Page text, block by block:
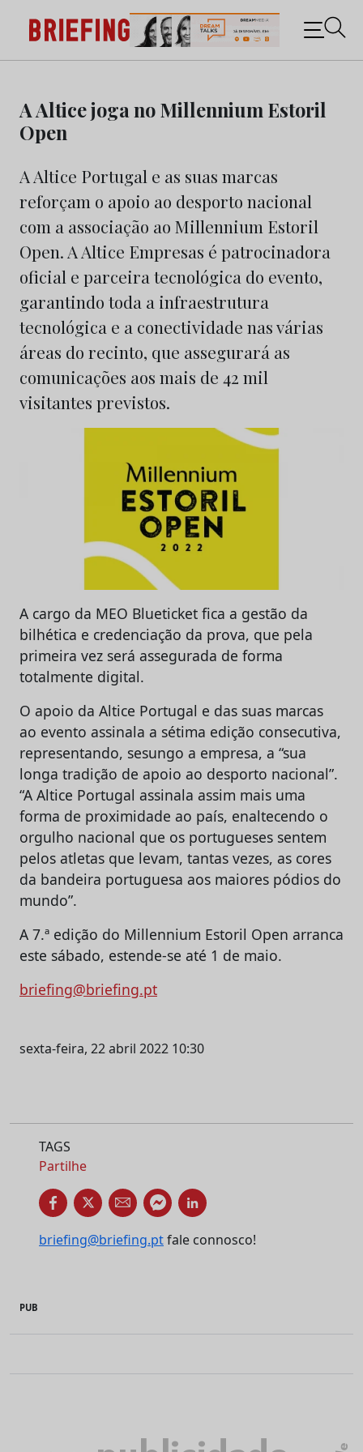
content
Briefing: Todas as notícias sobre os negócios do
Marketing e da Publicidade
A Altice joga no Millennium Estoril
Open
A Altice Portugal e as suas marcas
reforçam o apoio ao desporto nacional
com a associação ao Millennium Estoril
Open. A Altice Empresas é patrocinadora
oficial e parceira tecnológica do evento,
garantindo toda a infraestrutura
tecnológica e a conectividade nas várias
áreas do recinto, que assegurará as
comunicações aos mais de 42 mil
visitantes previstos.
A cargo da MEO Blueticket fica a gestão da
bilhética e credenciação da prova, que pela
primeira vez será assegurada de forma
totalmente digital.
O apoio da Altice Portugal e das suas marcas
ao evento assinala a sétima edição consecutiva,
representando, sesungo a empresa, a “sua
longa tradição de apoio ao desporto nacional”.
“A Altice Portugal assinala assim mais uma
forma de proximidade ao país, enaltecendo o
orgulho nacional que os portugueses sentem
pelos atletas que levam, tantas vezes, as cores
da bandeira portuguesa aos maiores pódios do
mundo”.
A 7.ª edição do Millennium Estoril Open arranca
este sábado, estende-se até 1 de maio.
briefing@briefing.pt
sexta-feira, 22 abril 2022 10:30
TAGS
Partilhe
briefing@briefing.ptfale connosco!
PUB